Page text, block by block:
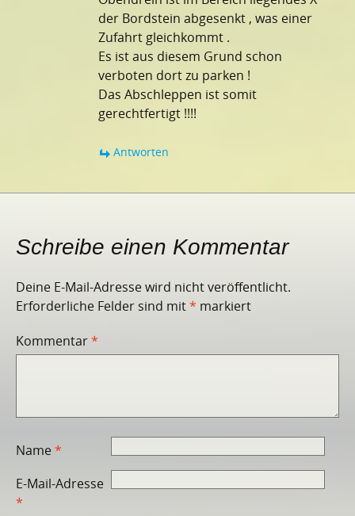
der Bordstein abgesenkt , was einer
Zufahrt gleichkommt .
Es ist aus diesem Grund schon
verboten dort zu parken !
Das Abschleppen ist somit
gerechtfertigt !!!!
Antworten
Schreibe einen Kommentar
Deine E-Mail-Adresse wird nicht veröffentlicht.
Erforderliche Felder sind mit* markiert
Kommentar*
Name*
E-Mail-Adresse
*